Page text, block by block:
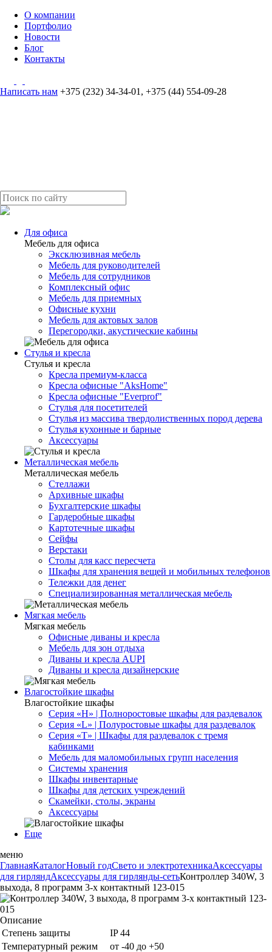
О компании
Портфолио
Новости
Блог
Контакты
Написать нам +375 (232) 34-34-01 , +375 (44) 554-09-28
Для офиса
Мебель для офиса
Эксклюзивная мебель
Мебель для руководителей
Мебель для сотрудников
Комплексный офис
Мебель для приемных
Офисные кухни
Мебель для актовых залов
Перегородки, акустические кабины
Стулья и кресла
Стулья и кресла
Кресла премиум-класса
Кресла офисные "AksHome"
Кресла офисные "Everprof"
Стулья для посетителей
Стулья из массива твердолиственных пород дерева
Стулья кухонные и барные
Аксессуары
Металлическая мебель
Металлическая мебель
Стеллажи
Архивные шкафы
Бухгалтерские шкафы
Гардеробные шкафы
Картотечные шкафы
Сейфы
Верстаки
Столы для касс пересчета
Шкафы для хранения вещей и мобильных телефонов
Тележки для денег
Специализированная металлическая мебель
Мягкая мебель
Мягкая мебель
Офисные диваны и кресла
Мебель для зон отдыха
Диваны и кресла AUPI
Диваны и кресла дизайнерские
Влагостойкие шкафы
Влагостойкие шкафы
Серия «H» | Полноростовые шкафы для раздевалок
Серия «L» | Полуростовые шкафы для раздевалок
Серия «T» | Шкафы для раздевалок с тремя
кабинками
Мебель для маломобильных групп населения
Системы хранения
Шкафы инвентарные
Шкафы для детских учреждений
Скамейки, столы, экраны
Аксессуары
Еще
меню
ГлавнаяКаталогНовый годСвето и электротехникаАксессуары
для гирляндАксессуары для гирлянды-сетьКонтроллер 340W, 3
выхода, 8 программ 3-х контактный 123-015
Описание
Степень защиты
IP 44
Температурный режим
от -40 до +50